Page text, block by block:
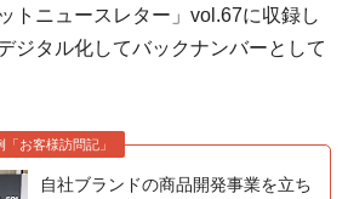
トニュースレター」vol.67に収録し
ジタル化してバックナンバーとして
お客様訪問記」
自社ブランドの商品開発事業を立ち